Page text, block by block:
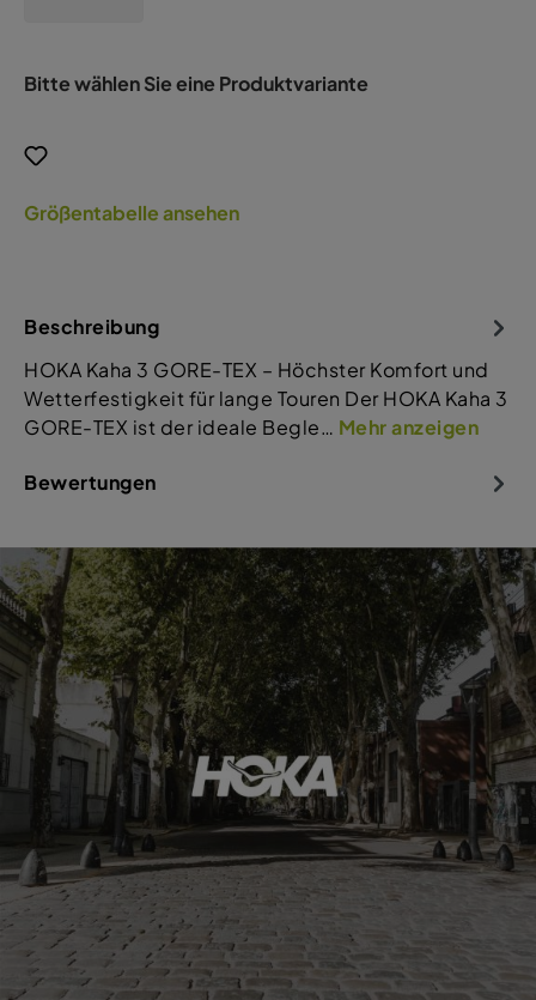
Bitte wählen Sie eine Produktvariante
Größentabelle ansehen
Beschreibung
HOKA Kaha 3 GORE-TEX – Höchster Komfort und
Wetterfestigkeit für lange Touren Der HOKA Kaha 3
GORE-TEX ist der ideale Begle… Mehr anzeigen
Bewertungen